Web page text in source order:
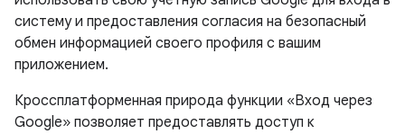
систему и предоставления согласия на безопасный
обмен информацией своего профиля с вашим
приложением.
Кроссплатформенная природа функции «Вход через
Google» позволяет предоставлять доступ к